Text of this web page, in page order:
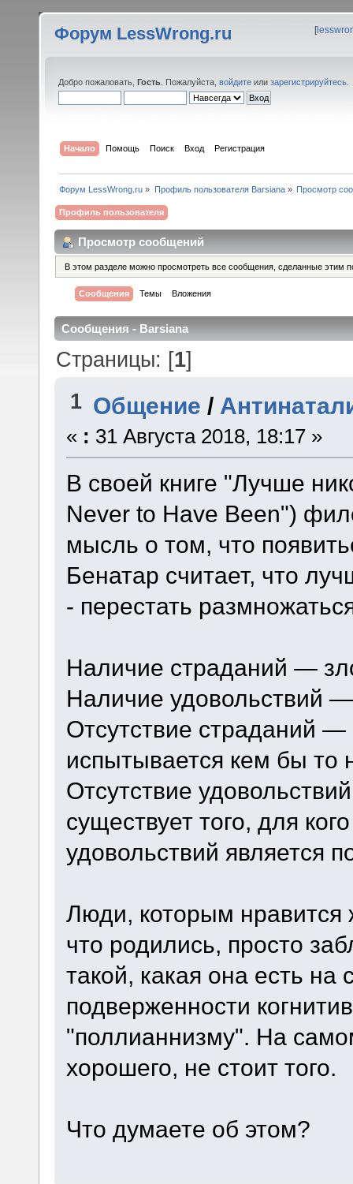
Форум LessWrong.ru [
Добро пожаловать, Гость . Пожалуйста, войдите или зарегистрируйтесь
Начало Помощь Поиск Вход Регистрация
Форум LessWrong.ru » Профиль пользователя Barsiana» Просмотр
Профиль пользователя
Просмотр сообщений
В этом разделе можно просмотреть все сообщения, сделанные этим
Сообщения Темы Вложения
Сообщения - Barsiana
Страницы: [1]
1 Общение /
« : 31 Августа 2018, 18:17 »
В своей книге "Лучше
Never to Have Been")
мысль о том, что
Бенатар считает, что
- перестать
Наличие страданий —
Наличие удовольствий
Отсутствие страданий —
испытывается кем бы то
Отсутствие
существует того, для
удовольствий является
Люди, которым нравится
что родились, просто
такой, какая она есть
подверженности
"поллианнизму". На
хорошего, не стоит того.
Что думаете об этом?